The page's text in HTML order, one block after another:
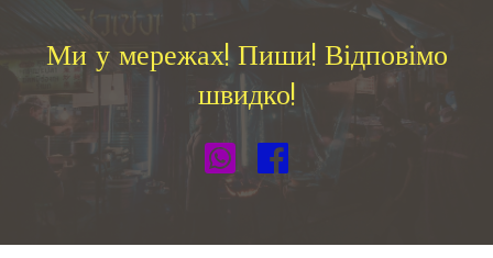
Ми у мережах! Пиши! Відповімо
швидко!